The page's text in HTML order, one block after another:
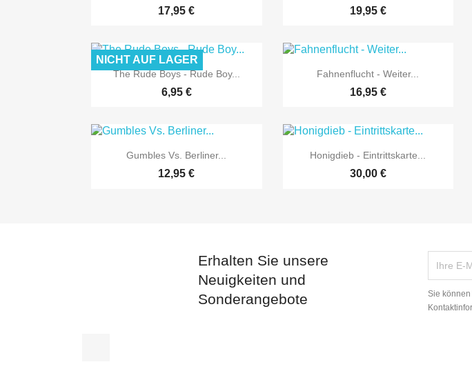
17,95 € 19,95 €
 Vorschau
The Rude Boys - Rude Boy...
6,95 €
NICHT AUF LAGER
 Vorschau
Fahnenflucht - Weiter...
16,95 €
 Vorschau
Gumbles Vs. Berliner...
12,95 €
 Vorschau
Honigdieb - Eintrittskarte...
30,00 €
Erhalten Sie unsere
Neuigkeiten und
Sonderangebote
Sie